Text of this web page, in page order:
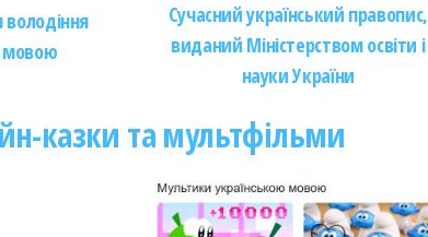
володіння
мовою
Сучасний український правопис,
виданий Міністерством освіти і
науки України
казки та мультфільми